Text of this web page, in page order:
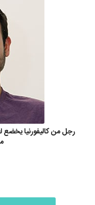
رجل من كاليفورنيا يخضع